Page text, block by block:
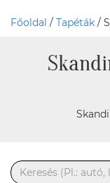
Főoldal / Tapéták /